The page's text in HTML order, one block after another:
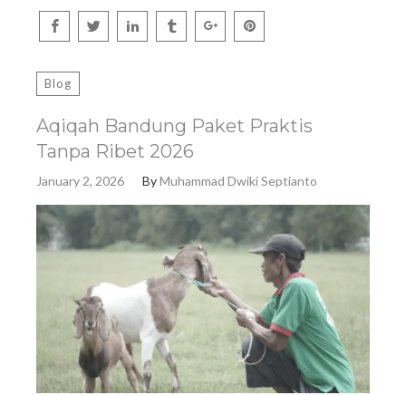
Blog
Aqiqah Bandung Paket Praktis
Tanpa Ribet 2026
January 2, 2026 ByMuhammad Dwiki Septianto